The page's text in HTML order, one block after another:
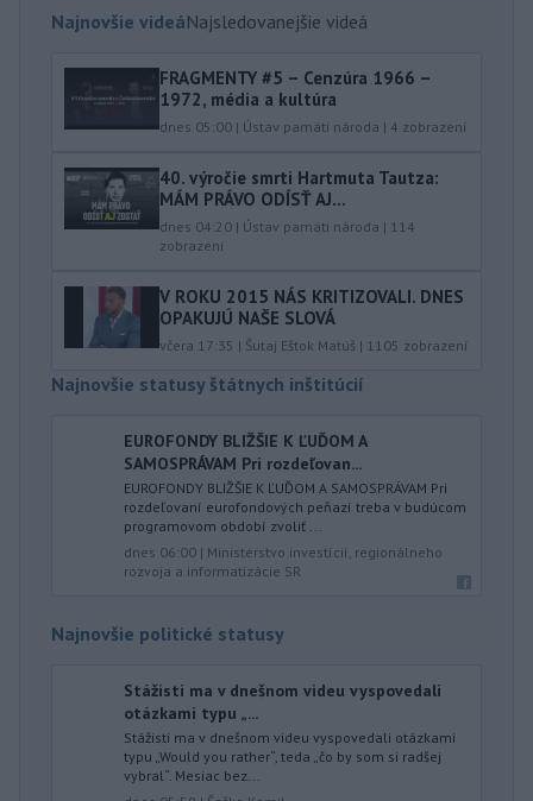
Najnovšie videáNajsledovanejšie videá
FRAGMENTY #5 – Cenzúra 1966 –
1972, média a kultúra
dnes 05:00 | Ústav pamäti národa | 4 zobrazení
40.⁠ ⁠výročie smrti Hartmuta Tautza:
MÁM PRÁVO ODÍSŤ AJ...
dnes 04:20 | Ústav pamäti národa | 114
zobrazení
V ROKU 2015 NÁS KRITIZOVALI. DNES
OPAKUJÚ NAŠE SLOVÁ
včera 17:35 | Šutaj Eštok Matúš | 1105 zobrazení
Najnovšie statusy štátnych inštitúcií
EUROFONDY BLIŽŠIE K ĽUĎOM A
SAMOSPRÁVAM Pri rozdeľovan...
EUROFONDY BLIŽŠIE K ĽUĎOM A SAMOSPRÁVAM Pri
rozdeľovaní eurofondových peňazí treba v budúcom
programovom období zvoliť ...
dnes 06:00 | Ministerstvo investícií, regionálneho
rozvoja a informatizácie SR
Najnovšie politické statusy
Stážisti ma v dnešnom videu vyspovedali
otázkami typu „...
Stážisti ma v dnešnom videu vyspovedali otázkami
typu „Would you rather“, teda „čo by som si radšej
vybral“. Mesiac bez...